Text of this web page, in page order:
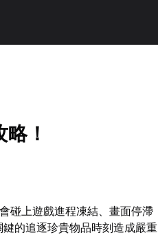
！
碰上遊戲進程凍結、畫面停滯
的追逐珍貴物品時刻造成嚴重